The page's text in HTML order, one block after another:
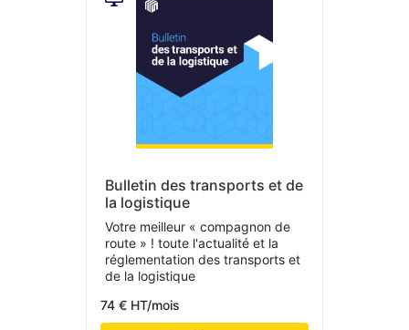
Bulletin des transports et de
la logistique
Votre meilleur « compagnon de
route » ! toute l'actualité et la
réglementation des transports et
de la logistique
74 € HT/mois